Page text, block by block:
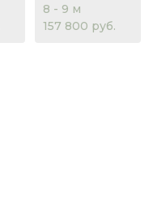
8 - 9 м
157 800 руб.